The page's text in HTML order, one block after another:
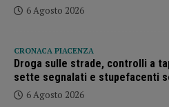
6 Agosto 2026
CRONACA PIACENZA
Droga sulle strade, controlli a
sette segnalati e stupefacenti
6 Agosto 2026